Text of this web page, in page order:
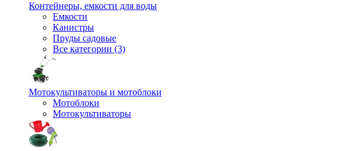
Контейнеры, емкости для воды
Емкости
Канистры
Пруды садовые
Все категории (3)
Мотокультиваторы и мотоблоки
Мотоблоки
Мотокультиваторы